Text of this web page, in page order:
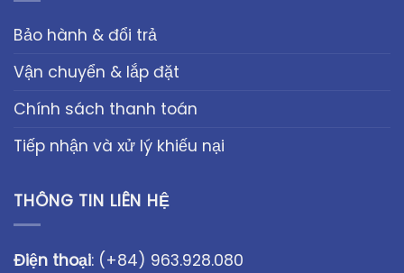
Bảo hành & đổi trả
Vận chuyển & lắp đặt
Chính sách thanh toán
Tiếp nhận và xử lý khiếu nại
THÔNG TIN LIÊN HỆ
Điện thoại: (+84) 963.928.080